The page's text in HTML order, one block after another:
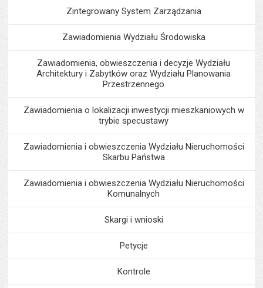
Zintegrowany System Zarządzania
Zawiadomienia Wydziału Środowiska
Zawiadomienia, obwieszczenia i decyzje Wydziału
Architektury i Zabytków oraz Wydziału Planowania
Przestrzennego
Zawiadomienia o lokalizacji inwestycji mieszkaniowych w
trybie specustawy
Zawiadomienia i obwieszczenia Wydziału Nieruchomości
Skarbu Państwa
Zawiadomienia i obwieszczenia Wydziału Nieruchomości
Komunalnych
Skargi i wnioski
Petycje
Kontrole